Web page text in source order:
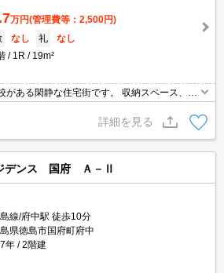
万円(管理費等：2,500円)
なし 礼
なし
1R 19m²
がある閑静な住宅街です。 収納スペース、エ
多数の設備あり！ スーパーやコンビニも近く
お問い合わせください。お待ちしておりま
詳細を見る
デンス 国府 Ａ－Ⅱ
線/府中駅 徒歩10分
県徳島市国府町府中
年
2階建